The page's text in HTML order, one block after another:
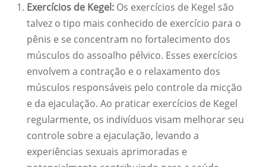
Exercícios de Kegel: Os exercícios de Kegel são
talvez o tipo mais conhecido de exercício para o
pênis e se concentram no fortalecimento dos
músculos do assoalho pélvico. Esses exercícios
envolvem a contração e o relaxamento dos
músculos responsáveis ​​pelo controle da micção
e da ejaculação. Ao praticar exercícios de Kegel
regularmente, os indivíduos visam melhorar seu
controle sobre a ejaculação, levando a
experiências sexuais aprimoradas e